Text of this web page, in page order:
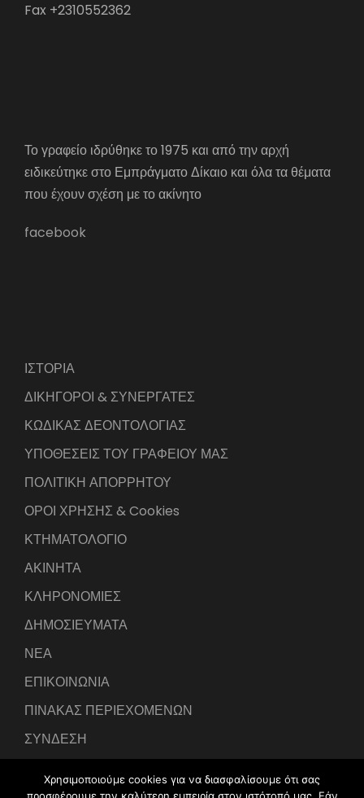
Fax +2310552362
Το γραφείο ιδρύθηκε το 1975 και από την αρχή
ειδικεύτηκε στο Εμπράγματο Δίκαιο και όλα τα θέματα
που έχουν σχέση με το ακίνητο
facebook
ΙΣΤΟΡΙΑ
ΔΙΚΗΓΟΡΟΙ & ΣΥΝΕΡΓΑΤΕΣ
ΚΩΔΙΚΑΣ ΔΕΟΝΤΟΛΟΓΙΑΣ
ΥΠΟΘΕΣΕΙΣ ΤΟΥ ΓΡΑΦΕΙΟΥ ΜΑΣ
ΠΟΛΙΤΙΚΗ ΑΠΟΡΡΗΤΟΥ
ΟΡΟΙ ΧΡΗΣΗΣ & Cookies
ΚΤΗΜΑΤΟΛΟΓΙΟ
ΑΚΙΝΗΤΑ
ΚΛΗΡΟΝΟΜΙΕΣ
ΔΗΜΟΣΙΕΥΜΑΤΑ
ΝΕΑ
ΕΠΙΚΟΙΝΩΝΙΑ
ΠΙΝΑΚΑΣ ΠΕΡΙΕΧΟΜΕΝΩΝ
ΣΥΝΔΕΣΗ
Χρησιμοποιούμε cookies για να διασφαλίσουμε ότι σας